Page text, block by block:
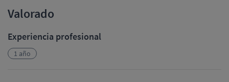
Valorado
Experiencia profesional
1 año